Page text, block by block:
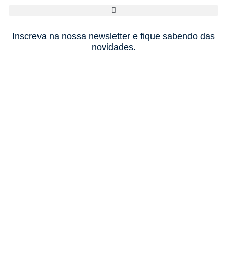
Inscreva na nossa newsletter e fique sabendo das
novidades.